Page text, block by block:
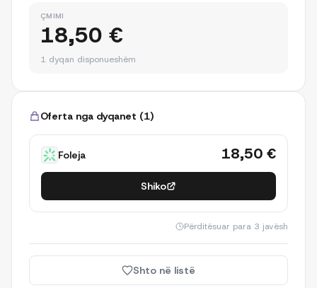
ÇMIMI
18,50 €
1 dyqan disponueshëm
Oferta nga dyqanet (1)
Foleja 18,50 €
Shiko
Përditësuar para 3 javësh
Shto në listë